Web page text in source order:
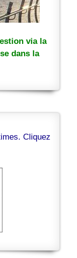
via la
dans la
Cliquez